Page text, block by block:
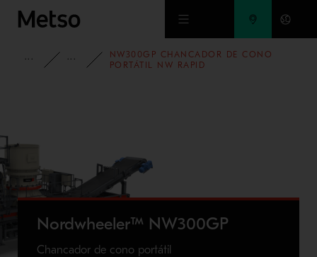
Ir al contenido principal
PORTAFOLIOTRITURADORAS PORTÁTILES NORDWHEELER
NW300GP CHANCADOR DE CONO
PORTÁTIL NW RAPID
Nordwheeler™ NW300GP
Chancador de cono portátil